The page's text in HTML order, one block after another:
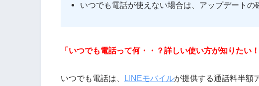
いつでも電話が使えない場合は、アップデート
「いつでも電話って何・・？詳しい使い方が知りたい！
いつでも電話は、 LINEモバイルが提供する通話料半額